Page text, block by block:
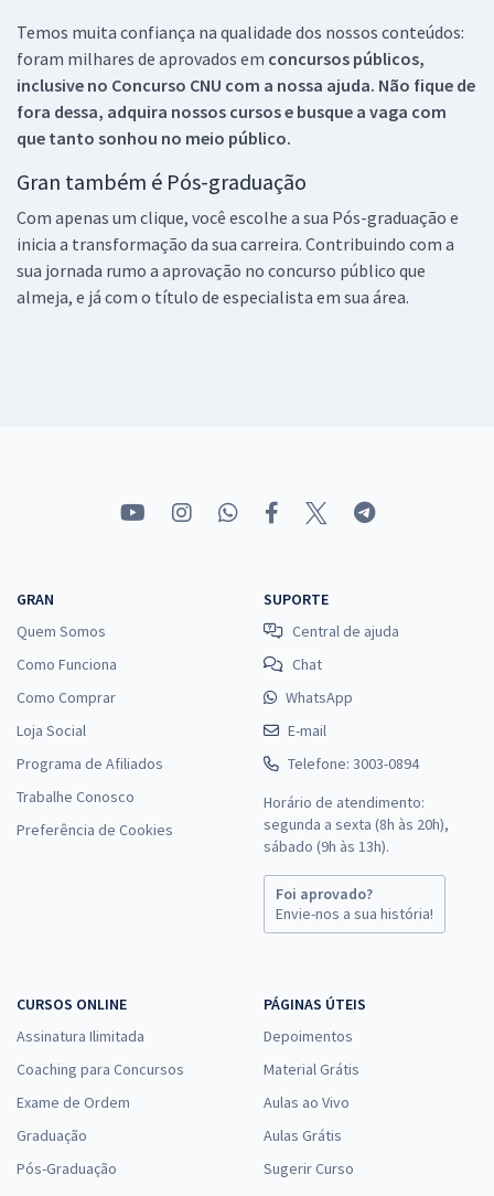
Temos muita confiança na qualidade dos nossos conteúdos:
foram milhares de aprovados em concursos públicos,
inclusive no Concurso CNU com a nossa ajuda. Não fique de
fora dessa, adquira nossos cursos e busque a vaga com
que tanto sonhou no meio público.
Gran também é Pós-graduação
Com apenas um clique, você escolhe a sua Pós-graduação e
inicia a transformação da sua carreira. Contribuindo com a
sua jornada rumo a aprovação no concurso público que
almeja, e já com o título de especialista em sua área.
GRAN
Quem Somos
Como Funciona
Como Comprar
Loja Social
Programa de Afiliados
Trabalhe Conosco
Preferência de Cookies
SUPORTE
Central de ajuda
Chat
WhatsApp
E-mail
Telefone: 3003-0894
Horário de atendimento:
segunda a sexta (8h às 20h),
sábado (9h às 13h).
Foi aprovado?
Envie-nos a sua história!
CURSOS ONLINE
Assinatura Ilimitada
Coaching para Concursos
Exame de Ordem
Graduação
Pós-Graduação
PÁGINAS ÚTEIS
Depoimentos
Material Grátis
Aulas ao Vivo
Aulas Grátis
Sugerir Curso